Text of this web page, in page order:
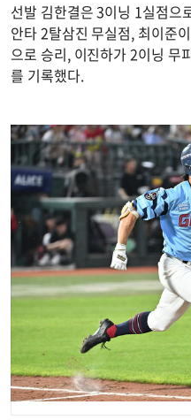
선발 김한결은 3이닝 1실점으
안타 2탈삼진 무실점, 최이준
으로 승리, 이진하가 2이닝 무
를 기록했다.